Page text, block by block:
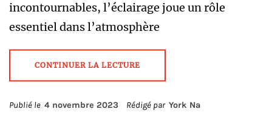
incontournables, l’éclairage joue un rôle
essentiel dans l’atmosphère
CONTINUER LA LECTURE
Publié le 4 novembre 2023 Rédigé par York Na